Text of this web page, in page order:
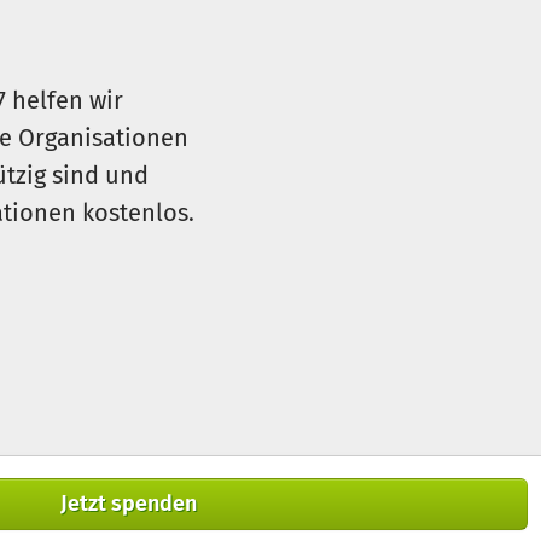
Jetzt spenden
Zusammenarbeit und
helfen wir
Organisationen
sind und
kostenlos.